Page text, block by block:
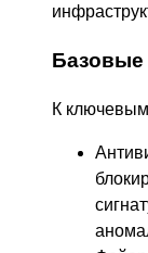
Базовые
К ключевым